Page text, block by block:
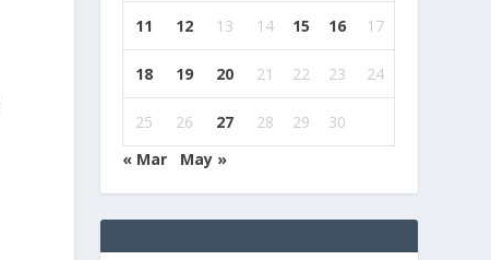
11 12 13 14 15 16 17
18 19 20 21 22 23 24
25 26 27 28 29
30
« Mar
May »